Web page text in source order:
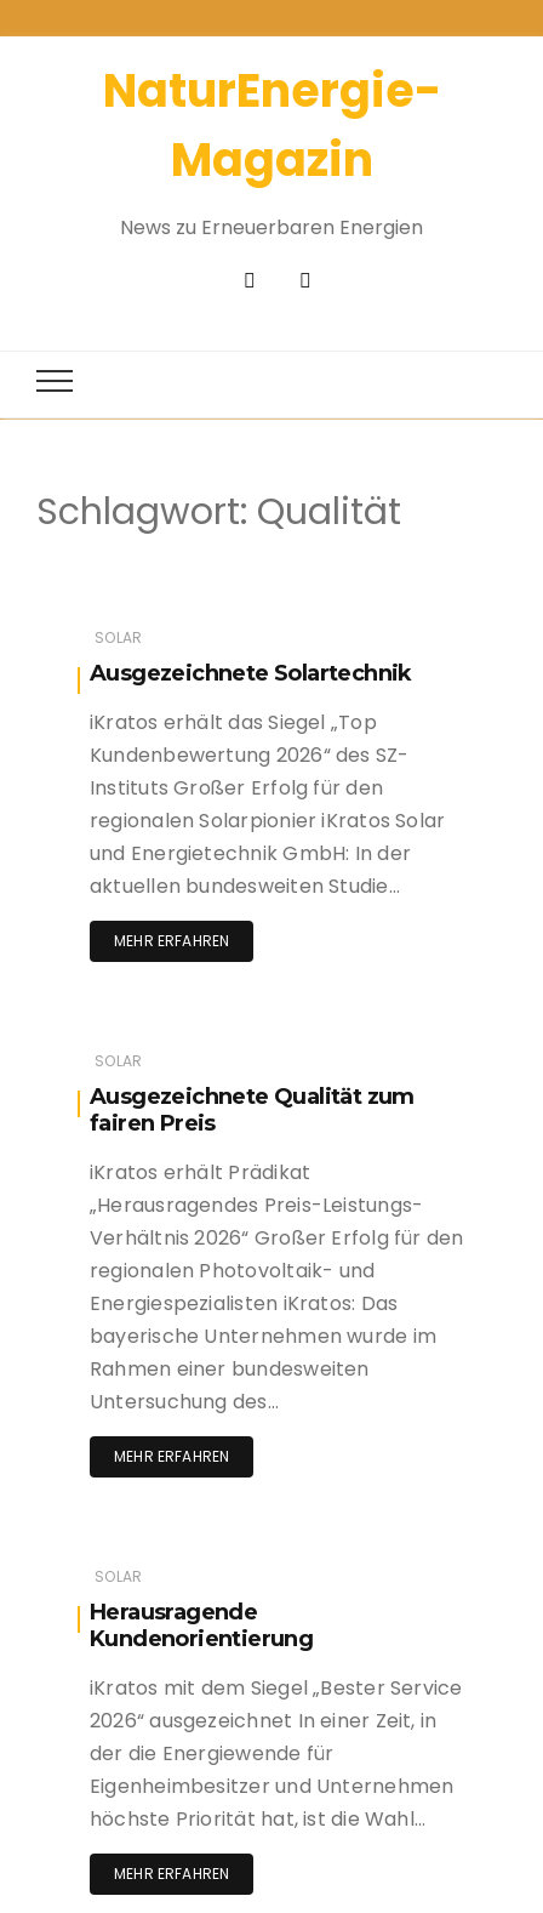
NaturEnergie-
Magazin
News zu Erneuerbaren Energien
Schlagwort: Qualität
SOLAR
Ausgezeichnete Solartechnik
iKratos erhält das Siegel „Top
Kundenbewertung 2026“ des SZ-
Instituts Großer Erfolg für den
regionalen Solarpionier iKratos Solar
und Energietechnik GmbH: In der
aktuellen bundesweiten Studie…
MEHR ERFAHREN
SOLAR
Ausgezeichnete Qualität zum
fairen Preis
iKratos erhält Prädikat
„Herausragendes Preis-Leistungs-
Verhältnis 2026“ Großer Erfolg für den
regionalen Photovoltaik- und
Energiespezialisten iKratos: Das
bayerische Unternehmen wurde im
Rahmen einer bundesweiten
Untersuchung des…
MEHR ERFAHREN
SOLAR
Herausragende
Kundenorientierung
iKratos mit dem Siegel „Bester Service
2026“ ausgezeichnet In einer Zeit, in
der die Energiewende für
Eigenheimbesitzer und Unternehmen
höchste Priorität hat, ist die Wahl…
MEHR ERFAHREN